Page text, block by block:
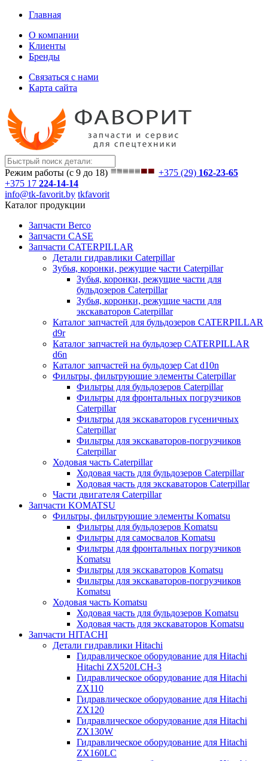
Главная
О компании
Клиенты
Бренды
Связаться с нами
Карта сайта
Режим работы (с 9 до 18) +375 (29) 162-23-65
+375 17 224-14-14
info@tk-favorit.by tkfavorit
Каталог продукции
Запчасти Berco
Запчасти CASE
Запчасти CATERPILLAR
Детали гидравлики Caterpillar
Зубья, коронки, режущие части Caterpillar
Зубья, коронки, режущие части для
бульдозеров Caterpillar
Зубья, коронки, режущие части для
экскаваторов Caterpillar
Каталог запчастей для бульдозеров CATERPILLAR
d9r
Каталог запчастей на бульдозер CATERPILLAR
d6n
Каталог запчастей на бульдозер Сat d10n
Фильтры, фильтрующие элементы Caterpillar
Фильтры для бульдозеров Caterpillar
Фильтры для фронтальных погрузчиков
Caterpillar
Фильтры для экскаваторов гусеничных
Caterpillar
Фильтры для экскаваторов-погрузчиков
Caterpillar
Ходовая часть Caterpillar
Ходовая часть для бульдозеров Caterpillar
Ходовая часть для экскаваторов Caterpillar
Части двигателя Caterpillar
Запчасти KOMATSU
Фильтры, фильтрующие элементы Komatsu
Фильтры для бульдозеров Komatsu
Фильтры для самосвалов Komatsu
Фильтры для фронтальных погрузчиков
Komatsu
Фильтры для экскаваторов Komatsu
Фильтры для экскаваторов-погрузчиков
Komatsu
Ходовая часть Komatsu
Ходовая часть для бульдозеров Komatsu
Ходовая часть для экскаваторов Komatsu
Запчасти HITACHI
Детали гидравлики Hitachi
Гидравлическое оборудование для Hitachi
Hitachi ZX520LCH-3
Гидравлическое оборудование для Hitachi
ZX110
Гидравлическое оборудование для Hitachi
ZX120
Гидравлическое оборудование для Hitachi
ZX130W
Гидравлическое оборудование для Hitachi
ZX160LC